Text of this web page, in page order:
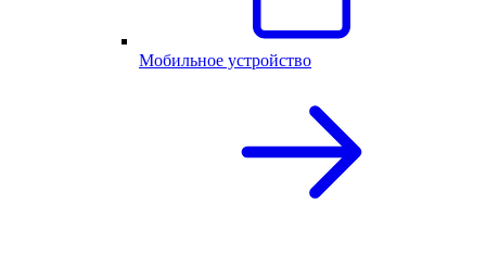
Мобильное устройство